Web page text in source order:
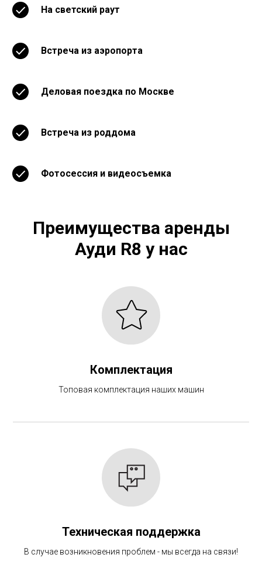
На светский раут
Встреча из аэропорта
Деловая поездка по Москве
Встреча из роддома
Фотосессия и видеосъемка
Преимущества аренды
Ауди R8 у нас
Комплектация
Топовая комплектация наших машин
Техническая поддержка
В случае возникновения проблем - мы всегда на связи!